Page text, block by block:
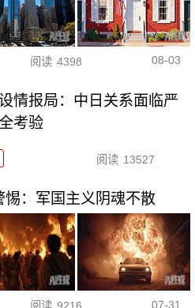
阅读 4398 08-03
情报局：中日关系面临严
考验
阅读 13527
惕：军国主义阴魂不散
07-31